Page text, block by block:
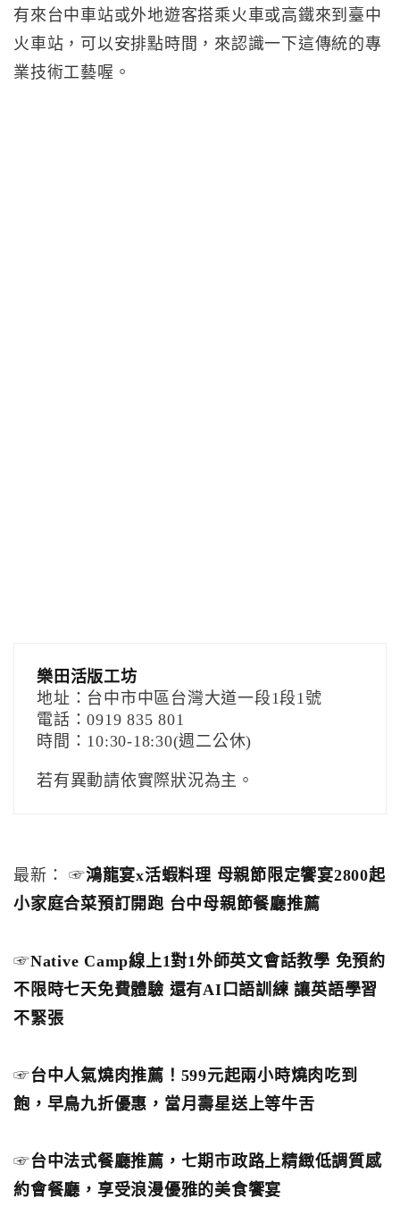
有來台中車站或外地遊客搭乘火車或高鐵來到臺中
火車站，可以安排點時間，來認識一下這傳統的專
業技術工藝喔。
樂田活版工坊
地址：台中市中區台灣大道一段1段1號
電話：0919 835 801
時間：10:30-18:30(週二公休)
若有異動請依實際狀況為主。
最新： ☞鴻龍宴x活蝦料理 母親節限定饗宴2800起
小家庭合菜預訂開跑 台中母親節餐廳推薦
☞Native Camp線上1對1外師英文會話教學 免預約
不限時七天免費體驗 還有AI口語訓練 讓英語學習
不緊張
☞台中人氣燒肉推薦！599元起兩小時燒肉吃到
飽，早鳥九折優惠，當月壽星送上等牛舌
☞台中法式餐廳推薦，七期市政路上精緻低調質感
約會餐廳，享受浪漫優雅的美食饗宴